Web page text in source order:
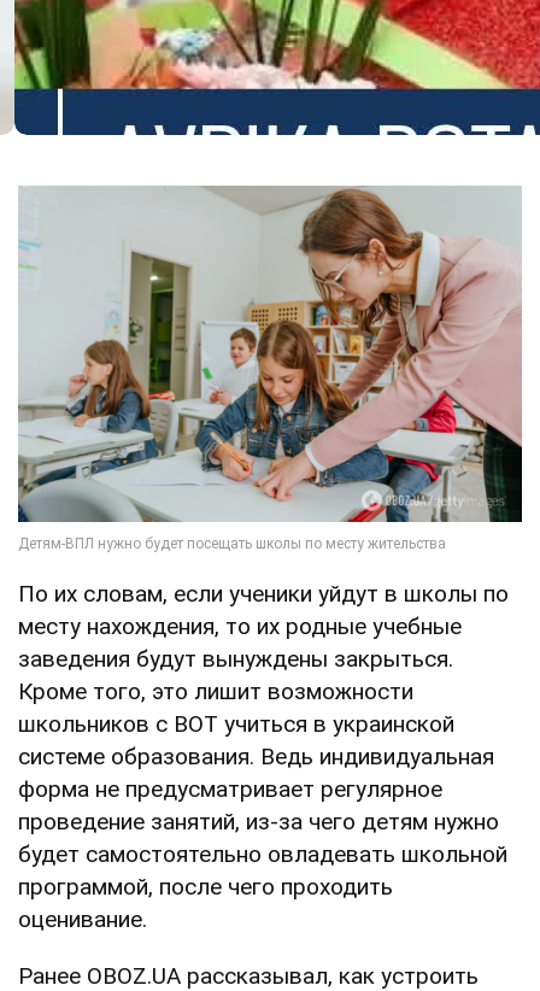
По их словам, если ученики уйдут в школы по
месту нахождения, то их родные учебные
заведения будут вынуждены закрыться.
Кроме того, это лишит возможности
школьников с ВОТ учиться в украинской
системе образования. Ведь индивидуальная
форма не предусматривает регулярное
проведение занятий, из-за чего детям нужно
будет самостоятельно овладевать школьной
программой, после чего проходить
оценивание.
Ранее OBOZ.UA рассказывал, как устроить